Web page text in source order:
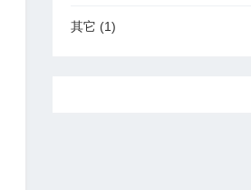
其它 (1)